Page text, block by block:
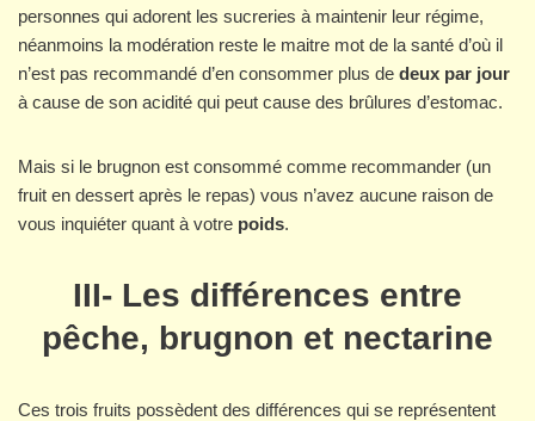
personnes qui adorent les sucreries à maintenir leur régime,
néanmoins la modération reste le maitre mot de la santé d’où il
n’est pas recommandé d’en consommer plus de deux par jour
à cause de son acidité qui peut cause des brûlures d’estomac.
Mais si le brugnon est consommé comme recommander (un
fruit en dessert après le repas) vous n’avez aucune raison de
vous inquiéter quant à votre poids.
III- Les différences entre
pêche, brugnon et nectarine
Ces trois fruits possèdent des différences qui se représentent